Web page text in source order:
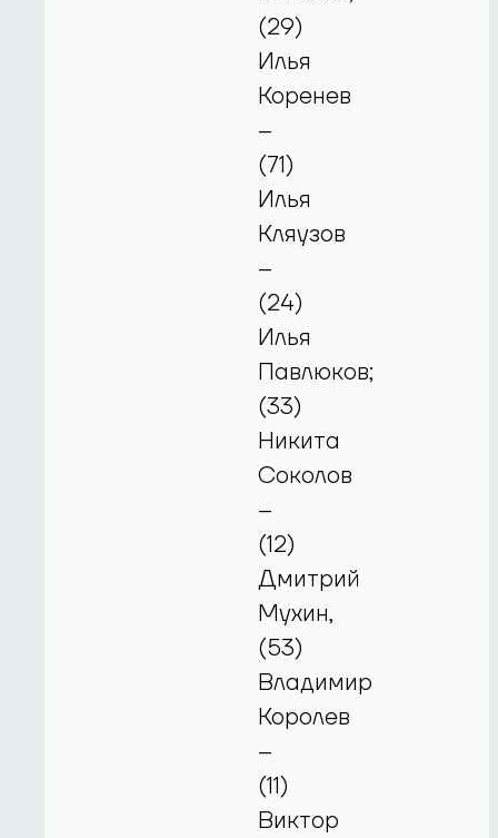
(29)
Илья
Коренев
–
(71)
Илья
Кляузов
–
(24)
Илья
Павлюков;
(33)
Никита
Соколов
–
(12)
Дмитрий
Мухин,
(53)
Владимир
Королев
–
(11)
Виктор